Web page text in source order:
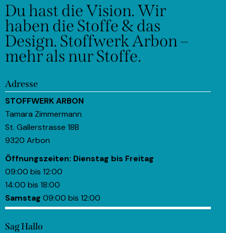
Du hast die Vision.Wir
haben die Stoffe & das
Design. Stoffwerk Arbon –
mehr als nur Stoffe.
Adresse
STOFFWERK ARBON
Tamara Zimmermann
St. Gallerstrasse 18B
9320 Arbon
Öffnungszeiten: Dienstag bis Freitag
09:00 bis 12:00
14:00 bis 18:00
Samstag 09:00 bis 12:00
Sag Hallo